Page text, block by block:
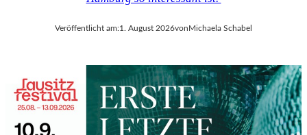
Veröffentlicht am:1. August 2026von Michaela Schabel